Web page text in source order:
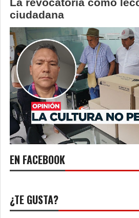
ciudadana
EN FACEBOOK
¿TE GUSTA?